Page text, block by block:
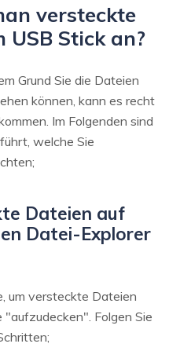
versteckte
USB Stick an?
Grund Sie die Dateien
können, kann es recht
Im Folgenden sind
welche Sie
Dateien auf
Datei-Explorer
um versteckte Dateien
"aufzudecken". Folgen Sie